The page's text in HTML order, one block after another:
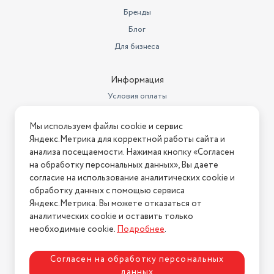
Бренды
Блог
Для бизнеса
Информация
Условия оплаты
Условия возврата
Нашли ошибку на сайте? Напишите нам
2026 © Интернет-магазин "АстМаркет". У нас есть всё!
Политика конфиденциальности
Мы используем файлы cookie и сервис
Яндекс.Метрика для корректной работы сайта и
анализа посещаемости. Нажимая кнопку «Согласен
на обработку персональных данных», Вы даете
согласие на использование аналитических cookie и
обработку данных с помощью сервиса
Яндекс.Метрика. Вы можете отказаться от
аналитических cookie и оставить только
необходимые cookie.Подробнее.
Согласен на обработку персональных